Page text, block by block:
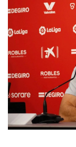
Emery quiere
tiene nuevo
últimas
Vargas y Sow
del martes
Odysseas
temporada
El Sevilla FC
fichajes
Opinión | "Carta